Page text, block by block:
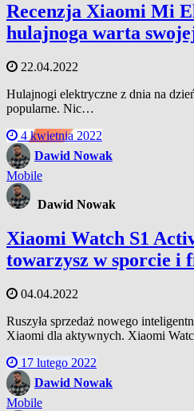
Recenzja Xiaomi Mi
hulajnoga warta
22.04.2022
Hulajnogi elektryczne z dnia na
popularne. Nic…
4 kwietnia 2022
Dawid Nowak
Mobile
Dawid Nowak
Xiaomi Watch S1
towarzysz w sporcie i
04.04.2022
Ruszyła sprzedaż nowego
Xiaomi dla aktywnych. Xiaomi
17 lutego 2022
Dawid Nowak
Mobile